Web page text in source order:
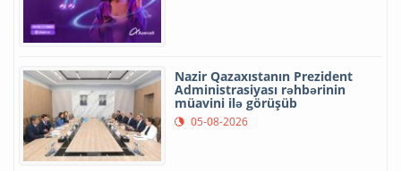
Nazir Qazaxıstanın Prezident
Administrasiyası rəhbərinin
müavini ilə görüşüb
05-08-2026